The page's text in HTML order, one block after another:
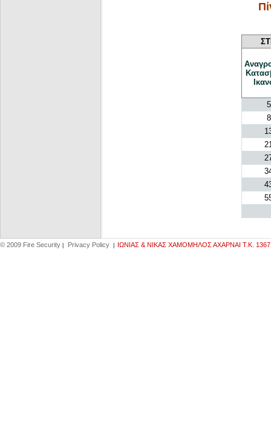
© 2009 Fire Security Privacy Policy IΩΝΙΑΣ & ΝΙΚΑΣ ΧΑΜΟΜΗΛΟΣ ΑΧΑΡΝΑΙ Τ.Κ.